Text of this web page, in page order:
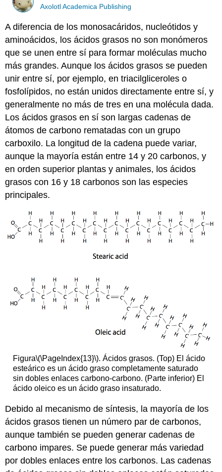
Axolotl Academica Publishing
A diferencia de los monosacáridos, nucleótidos y
aminoácidos, los ácidos grasos no son monómeros
que se unen entre sí para formar moléculas mucho
más grandes. Aunque los ácidos grasos se pueden
unir entre sí, por ejemplo, en triacilgliceroles o
fosfolípidos, no están unidos directamente entre sí, y
generalmente no más de tres en una molécula dada.
Los ácidos grasos en sí son largas cadenas de
átomos de carbono rematadas con un grupo
carboxilo. La longitud de la cadena puede variar,
aunque la mayoría están entre 14 y 20 carbonos, y
en orden superior plantas y animales, los ácidos
grasos con 16 y 18 carbonos son las especies
principales.
Figura\(\PageIndex{13}\). Ácidos grasos. (Top) El ácido
esteárico es un ácido graso completamente saturado
sin dobles enlaces carbono-carbono. (Parte inferior) El
ácido oleico es un ácido graso insaturado.
Debido al mecanismo de síntesis, la mayoría de los
ácidos grasos tienen un número par de carbonos,
aunque también se pueden generar cadenas de
carbono impares. Se puede generar más variedad
por dobles enlaces entre los carbonos. Las cadenas